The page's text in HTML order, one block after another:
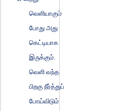
வெளியாகும்
போது அது
கெட்டியாக
இருக்கும்.
வெளி வந்த
பிறகு நீர்த்துப்
போய்விடும்